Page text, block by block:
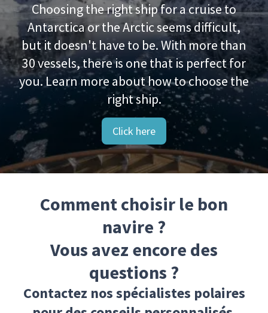
Choosing the right ship for a cruise to
Antarctica or the Arctic seems difficult,
but it doesn't have to be. With more than
30 vessels, there is one that is perfect for
you. Learn more about how to choose the
right ship.
Click here
Comment choisir le bon
navire ?
Vous avez encore des
questions ?
Contactez nos spécialistes polaires